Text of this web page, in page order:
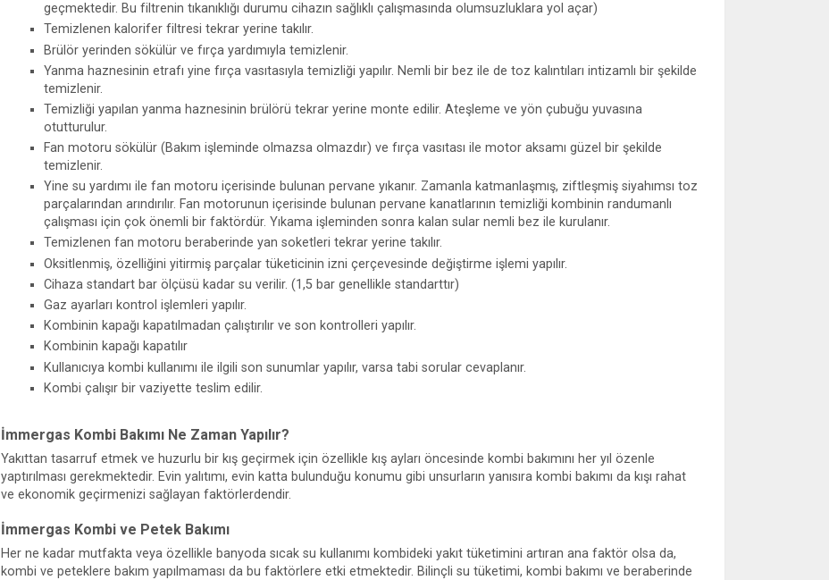
geçmektedir. Bu filtrenin tıkanıklığı durumu cihazın sağlıklı çalışmasında olumsuzluklara yol açar)
Temizlenen kalorifer filtresi tekrar yerine takılır.
Brülör yerinden sökülür ve fırça yardımıyla temizlenir.
Yanma haznesinin etrafı yine fırça vasıtasıyla temizliği yapılır. Nemli bir bez ile de toz kalıntıları intizamlı bir şekilde
temizlenir.
Temizliği yapılan yanma haznesinin brülörü tekrar yerine monte edilir. Ateşleme ve yön çubuğu yuvasına
otutturulur.
Fan motoru sökülür (Bakım işleminde olmazsa olmazdır) ve fırça vasıtası ile motor aksamı güzel bir şekilde
temizlenir.
Yine su yardımı ile fan motoru içerisinde bulunan pervane yıkanır. Zamanla katmanlaşmış, ziftleşmiş siyahımsı toz
parçalarından arındırılır. Fan motorunun içerisinde bulunan pervane kanatlarının temizliği kombinin randumanlı
çalışması için çok önemli bir faktördür. Yıkama işleminden sonra kalan sular nemli bez ile kurulanır.
Temizlenen fan motoru beraberinde yan soketleri tekrar yerine takılır.
Oksitlenmiş, özelliğini yitirmiş parçalar tüketicinin izni çerçevesinde değiştirme işlemi yapılır.
Cihaza standart bar ölçüsü kadar su verilir. (1,5 bar genellikle standarttır)
Gaz ayarları kontrol işlemleri yapılır.
Kombinin kapağı kapatılmadan çalıştırılır ve son kontrolleri yapılır.
Kombinin kapağı kapatılır
Kullanıcıya kombi kullanımı ile ilgili son sunumlar yapılır, varsa tabi sorular cevaplanır.
Kombi çalışır bir vaziyette teslim edilir.
İmmergas Kombi Bakımı Ne Zaman Yapılır?
Yakıttan tasarruf etmek ve huzurlu bir kış geçirmek için özellikle kış ayları öncesinde kombi bakımını her yıl özenle
yaptırılması gerekmektedir. Evin yalıtımı, evin katta bulunduğu konumu gibi unsurların yanısıra kombi bakımı da kışı rahat
ve ekonomik geçirmenizi sağlayan faktörlerdendir.
İmmergas Kombi ve Petek Bakımı
Her ne kadar mutfakta veya özellikle banyoda sıcak su kullanımı kombideki yakıt tüketimini artıran ana faktör olsa da,
kombi ve peteklere bakım yapılmaması da bu faktörlere etki etmektedir. Bilinçli su tüketimi, kombi bakımı ve beraberinde